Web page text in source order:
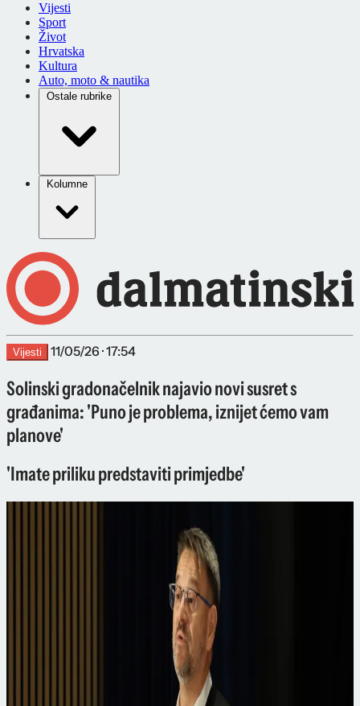
Vijesti
Sport
Život
Hrvatska
Kultura
Auto, moto & nautika
Ostale rubrike
Kolumne
Vijesti 11/05/26 · 17:54
Solinski gradonačelnik najavio novi susret s
građanima: 'Puno je problema, iznijet ćemo vam
planove'
'Imate priliku predstaviti primjedbe'